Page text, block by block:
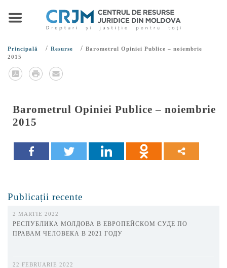
Principală / Resurse / Barometrul Opiniei Publice – noiembrie
2015
Barometrul Opiniei Publice – noiembrie
2015
Publicații recente
2 MARTIE 2022
РЕСПУБЛИКА МОЛДОВА В ЕВРОПЕЙСКОМ СУДЕ ПО
ПРАВАМ ЧЕЛОВЕКА В 2021 ГОДУ
22 FEBRUARIE 2022